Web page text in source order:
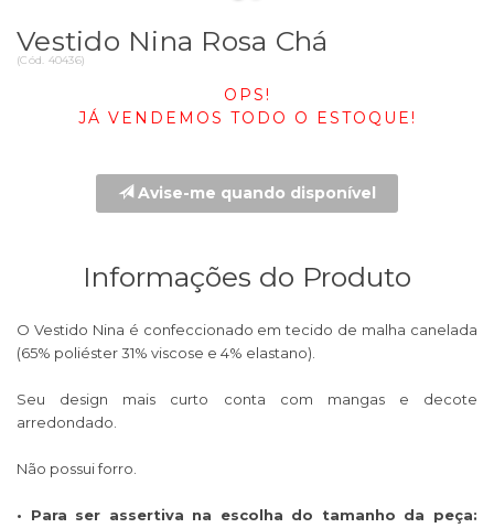
Vestido Nina Rosa Chá
(Cód. 40436)
OPS!
JÁ VENDEMOS TODO O ESTOQUE!
Avise-me quando disponível
Informações do Produto
O Vestido Nina é confeccionado em tecido de malha canelada
(65% poliéster 31% viscose e 4% elastano).
Seu design mais curto conta com mangas e decote
arredondado.
Não possui forro.
• Para ser assertiva na escolha do tamanho da peça: